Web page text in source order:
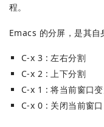
程。
Emacs 的分屏，是其自
C-x 3 : 左右分割
C-x 2 : 上下分割
C-x 1 : 将当前窗口
C-x 0 : 关闭当前窗口